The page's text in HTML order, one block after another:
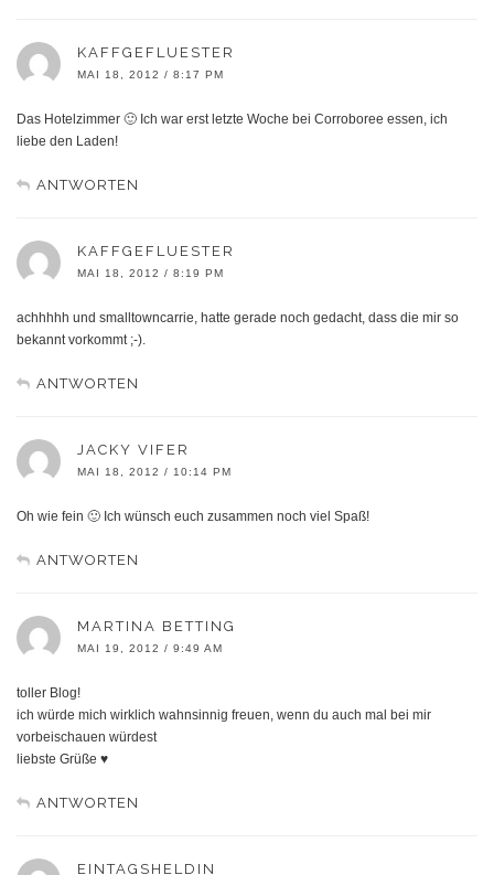
KAFFGEFLUESTER
MAI 18, 2012 / 8:17 PM
Das Hotelzimmer 🙂 Ich war erst letzte Woche bei Corroboree essen, ich
liebe den Laden!
ANTWORTEN
KAFFGEFLUESTER
MAI 18, 2012 / 8:19 PM
achhhhh und smalltowncarrie, hatte gerade noch gedacht, dass die mir so
bekannt vorkommt ;-).
ANTWORTEN
JACKY VIFER
MAI 18, 2012 / 10:14 PM
Oh wie fein 🙂 Ich wünsch euch zusammen noch viel Spaß!
ANTWORTEN
MARTINA BETTING
MAI 19, 2012 / 9:49 AM
toller Blog!
ich würde mich wirklich wahnsinnig freuen, wenn du auch mal bei mir
vorbeischauen würdest
liebste Grüße ♥
ANTWORTEN
EINTAGSHELDIN